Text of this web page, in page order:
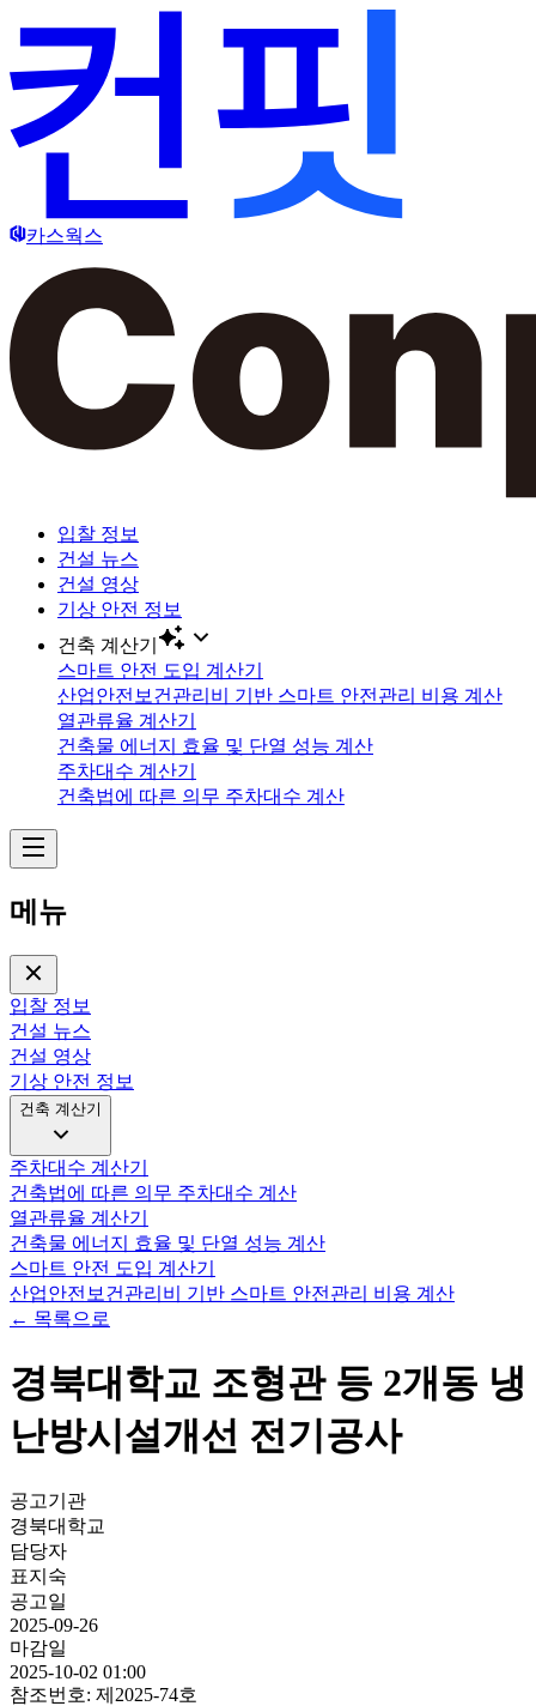
카스웍스
입찰 정보
건설 뉴스
건설 영상
기상 안전 정보
건축 계산기
스마트 안전 도입 계산기
산업안전보건관리비 기반 스마트 안전관리 비용 계산
열관류율 계산기
건축물 에너지 효율 및 단열 성능 계산
주차대수 계산기
건축법에 따른 의무 주차대수 계산
메뉴
입찰 정보
건설 뉴스
건설 영상
기상 안전 정보
건축 계산기
주차대수 계산기
건축법에 따른 의무 주차대수 계산
열관류율 계산기
건축물 에너지 효율 및 단열 성능 계산
스마트 안전 도입 계산기
산업안전보건관리비 기반 스마트 안전관리 비용 계산
← 목록으로
경북대학교 조형관 등 2개동 냉
난방시설개선 전기공사
공고기관
경북대학교
담당자
표지숙
공고일
2025-09-26
마감일
2025-10-02 01:00
참조번호: 제2025-74호